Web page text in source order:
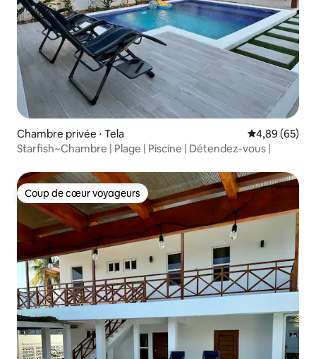
Chambre privée ⋅ Tela Évaluation
4,89 (65)
Starfish~Chambre | Plage | Piscine | Détendez-vous |
Coup de cœur voyageurs
Coup de cœur voyageurs